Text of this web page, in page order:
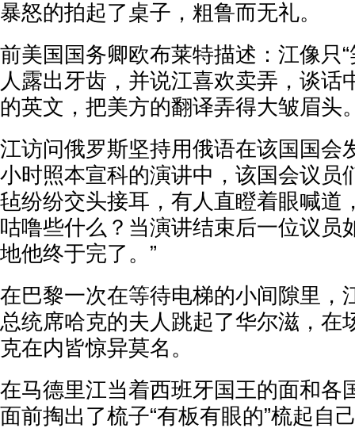
暴怒的拍起了桌子，粗鲁而无礼。
前美国国务卿欧布莱特描述：江像只
人露出牙齿，并说江喜欢卖弄，谈话
的英文，把美方的翻译弄得大皱眉头
江访问俄罗斯坚持用俄语在该国国会
小时照本宣科的演讲中，该国会议员
毡纷纷交头接耳，有人直瞪着眼喊道
咕噜些什么？当演讲结束后一位议员
地他终于完了。”
在巴黎一次在等待电梯的小间隙里，
总统席哈克的夫人跳起了华尔滋，在
克在内皆惊异莫名。
在马德里江当着西班牙国王的面和各
面前掏出了梳子“有板有眼的”梳起自